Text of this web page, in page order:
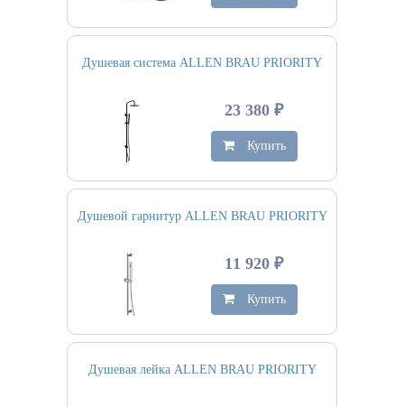
Душевая система ALLEN BRAU PRIORITY
23 380 ₽
Купить
Душевой гарнитур ALLEN BRAU PRIORITY
11 920 ₽
Купить
Душевая лейка ALLEN BRAU PRIORITY